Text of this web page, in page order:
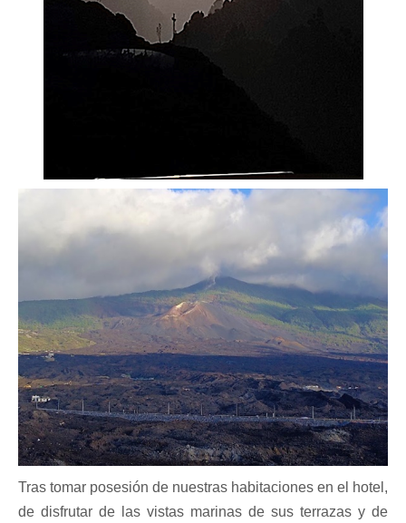
Tras tomar posesión de nuestras habitaciones en el hotel,
de disfrutar de las vistas marinas de sus terrazas y de